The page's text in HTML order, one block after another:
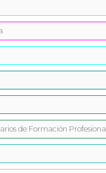
de Formación Profesional